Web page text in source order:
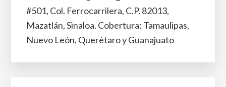
#501, Col. Ferrocarrilera, C.P. 82013,
Mazatlán, Sinaloa. Cobertura: Tamaulipas,
Nuevo León, Querétaro y Guanajuato